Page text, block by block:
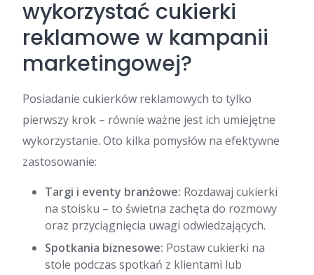
wykorzystać cukierki
reklamowe w kampanii
marketingowej?
Posiadanie cukierków reklamowych to tylko
pierwszy krok – równie ważne jest ich umiejętne
wykorzystanie. Oto kilka pomysłów na efektywne
zastosowanie:
Targi i eventy branżowe: Rozdawaj cukierki
na stoisku – to świetna zachęta do rozmowy
oraz przyciągnięcia uwagi odwiedzających.
Spotkania biznesowe: Postaw cukierki na
stole podczas spotkań z klientami lub